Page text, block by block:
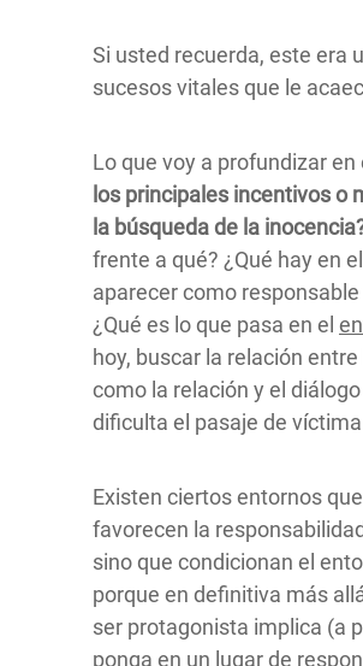
Si usted recuerda, este era
sucesos vitales que le
Lo que voy a profundizar
los principales incentivos o
la búsqueda de la
frente a qué? ¿Qué hay en
aparecer como
¿Qué es lo que pasa en el
hoy, buscar la relación
como la relación y el
dificulta el pasaje de
Existen ciertos entornos
favorecen la
sino que condicionan el
porque en definitiva más
ser protagonista implica (a
ponga en un lugar de